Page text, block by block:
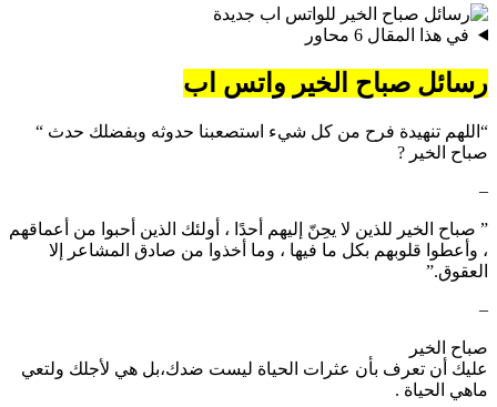
في هذا المقال 6 محاور
رسائل صباح الخير واتس اب
“اللهم تنهيدة فرح من كل شيء استصعبنا حدوثه وبفضلك حدث “
صباح الخير ?
–
‏” صباح الخير للذين لا يحِنّ إليهم أحدًا ، أولئك الذين أحبوا من أعماقهم
، وأعطوا قلوبهم بكل ما فيها ، وما أخذوا من صادق المشاعر إلا
العقوق.”
–
صباح الخير
عليك أن تعرف بأن عثرات الحياة ليست ضدك،بل هي لأجلك ولتعي
ماهي الحياة .